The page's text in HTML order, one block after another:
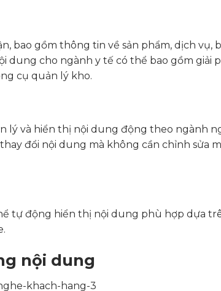
bao gồm thông tin về sản phẩm, dịch vụ,
dung cho ngành y tế có thể bao gồm giải
cụ quản lý kho.
lý và hiển thị nội dung động theo ngành
đổi nội dung mà không cần chỉnh sửa
tự động hiển thị nội dung phù hợp dựa
nội dung